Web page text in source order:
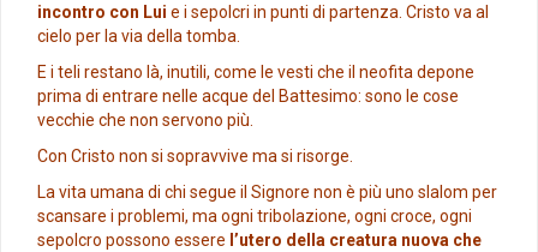
incontro con Lui e i sepolcri in punti di partenza. Cristo va al
cielo per la via della tomba.
E i teli restano là, inutili, come le vesti che il neofita depone
prima di entrare nelle acque del Battesimo: sono le cose
vecchie che non servono più.
Con Cristo non si sopravvive ma si risorge.
La vita umana di chi segue il Signore non è più uno slalom per
scansare i problemi, ma ogni tribolazione, ogni croce, ogni
sepolcro possono essere l’utero della creatura nuova che